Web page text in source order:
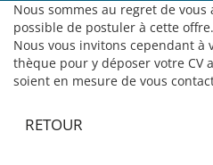
Nous sommes au regret de
possible de postuler à cette offre.
Nous vous invitons cependant à
thèque pour y déposer votre CV
soient en mesure de vous
RETOUR